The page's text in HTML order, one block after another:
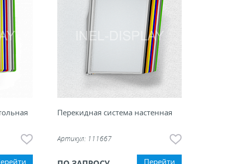
Перекидная система настенная
Артикул: 111667
Перейти